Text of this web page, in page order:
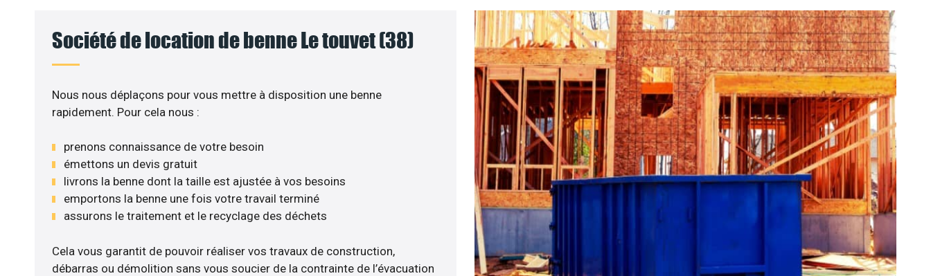
Société de location de benne Le touvet (38)
Nous nous déplaçons pour vous mettre à disposition une benne
rapidement. Pour cela nous :
prenons connaissance de votre besoin
émettons un devis gratuit
livrons la benne dont la taille est ajustée à vos besoins
emportons la benne une fois votre travail terminé
assurons le traitement et le recyclage des déchets
Cela vous garantit de pouvoir réaliser vos travaux de construction,
débarras ou démolition sans vous soucier de la contrainte de l’évacuation